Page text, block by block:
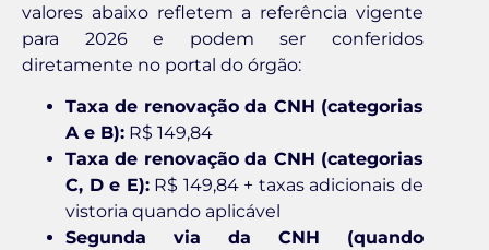
valores abaixo refletem a referência vigente
para 2026 e podem ser conferidos
diretamente no portal do órgão:
Taxa de renovação da CNH (categorias
A e B): R$ 149,84
Taxa de renovação da CNH (categorias
C, D e E):R$ 149,84 + taxas adicionais de
vistoria quando aplicável
Segunda via da CNH (quando